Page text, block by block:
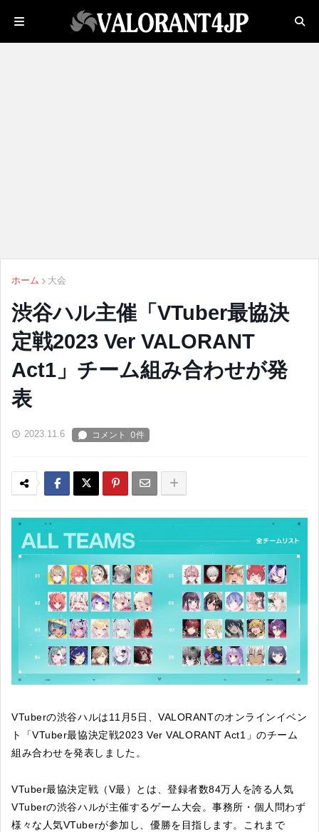
ホーム 大会
渋谷ハル主催「VTuber最協決
定戦2023 Ver VALORANT
Act1」チーム組み合わせが発
表
2023.11.6
VTuberの渋谷ハルは11月5日、VALORANTのオンラインイベン
ト「VTuber最協決定戦2023 Ver VALORANT Act1」のチーム
組み合わせを発表しました。
VTuber最協決定戦（V最）とは、登録者数84万人を誇る人気
VTuberの渋谷ハルが主催するゲーム大会。事務所・個人問わず
様々な人気VTuberが参加し、優勝を目指します。これまで